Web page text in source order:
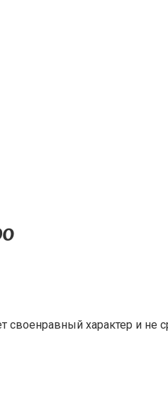
характер и не